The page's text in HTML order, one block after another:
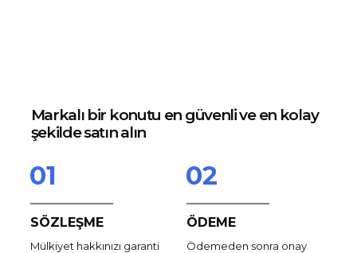
Markalı bir konutu en güvenli ve en kolay
şekilde satın alın
01
SÖZLEŞME
Mülkiyet hakkınızı garanti
02
ÖDEME
Ödemeden sonra onay